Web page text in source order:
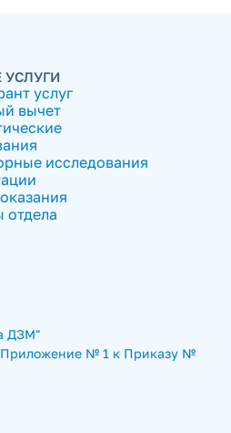
УСЛУГИ
услуг
вычет
исследования
отдела
ДЗМ"
№ 1 к Приказу №